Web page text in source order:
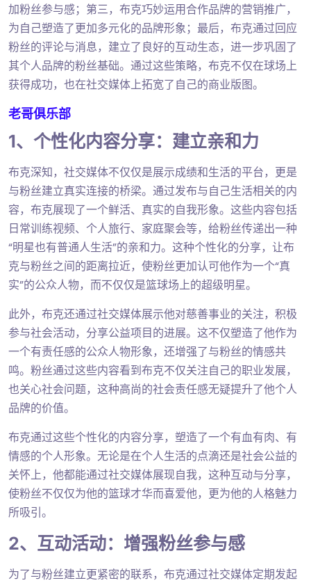
加粉丝参与感；第三，布克巧妙运用合作品牌的营销推广，
为自己塑造了更加多元化的品牌形象；最后，布克通过回应
粉丝的评论与消息，建立了良好的互动生态，进一步巩固了
其个人品牌的粉丝基础。通过这些策略，布克不仅在球场上
获得成功，也在社交媒体上拓宽了自己的商业版图。
老哥俱乐部
1、个性化内容分享：建立亲和力
布克深知，社交媒体不仅仅是展示成绩和生活的平台，更是
与粉丝建立真实连接的桥梁。通过发布与自己生活相关的内
容，布克展现了一个鲜活、真实的自我形象。这些内容包括
日常训练视频、个人旅行、家庭聚会等，给粉丝传递出一种
“明星也有普通人生活”的亲和力。这种个性化的分享，让布
克与粉丝之间的距离拉近，使粉丝更加认可他作为一个“真
实”的公众人物，而不仅仅是篮球场上的超级明星。
此外，布克还通过社交媒体展示他对慈善事业的关注，积极
参与社会活动，分享公益项目的进展。这不仅塑造了他作为
一个有责任感的公众人物形象，还增强了与粉丝的情感共
鸣。粉丝通过这些内容看到布克不仅关注自己的职业发展，
也关心社会问题，这种高尚的社会责任感无疑提升了他个人
品牌的价值。
布克通过这些个性化的内容分享，塑造了一个有血有肉、有
情感的个人形象。无论是在个人生活的点滴还是社会公益的
关怀上，他都能通过社交媒体展现自我，这种互动与分享，
使粉丝不仅仅为他的篮球才华而喜爱他，更为他的人格魅力
所吸引。
2、互动活动：增强粉丝参与感
为了与粉丝建立更紧密的联系，布克通过社交媒体定期发起